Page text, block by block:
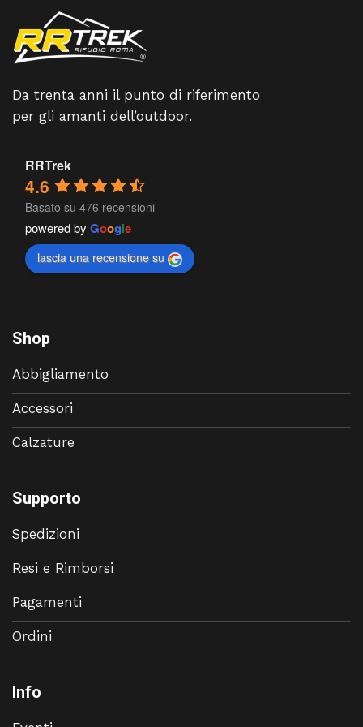
Da trenta anni il punto di riferimento
per gli amanti dell’outdoor.
RRTrek
4.6
Basato su 476 recensioni
powered by Google
lascia una recensione su
Shop
Abbigliamento
Accessori
Calzature
Supporto
Spedizioni
Resi e Rimborsi
Pagamenti
Ordini
Info